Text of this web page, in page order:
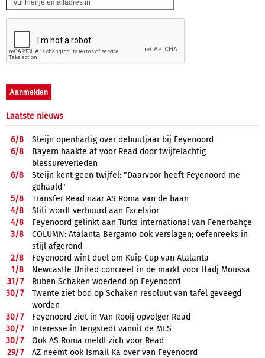
Laatste nieuws
6/8
Steijn openhartig over debuutjaar bij Feyenoord
6/8
Bayern haakte af voor Read door twijfelachtig
blessureverleden
6/8
Steijn kent geen twijfel: "Daarvoor heeft Feyenoord me
gehaald"
5/8
Transfer Read naar AS Roma van de baan
4/8
Sliti wordt verhuurd aan Excelsior
4/8
Feyenoord gelinkt aan Turks international van Fenerbahçe
3/8
COLUMN: Atalanta Bergamo ook verslagen; oefenreeks in
stijl afgerond
2/8
Feyenoord wint duel om Kuip Cup van Atalanta
1/8
Newcastle United concreet in de markt voor Hadj Moussa
31/7
Ruben Schaken woedend op Feyenoord
30/7
Twente ziet bod op Schaken resoluut van tafel geveegd
worden
30/7
Feyenoord ziet in Van Rooij opvolger Read
30/7
Interesse in Tengstedt vanuit de MLS
30/7
Ook AS Roma meldt zich voor Read
29/7
AZ neemt ook Ismail Ka over van Feyenoord